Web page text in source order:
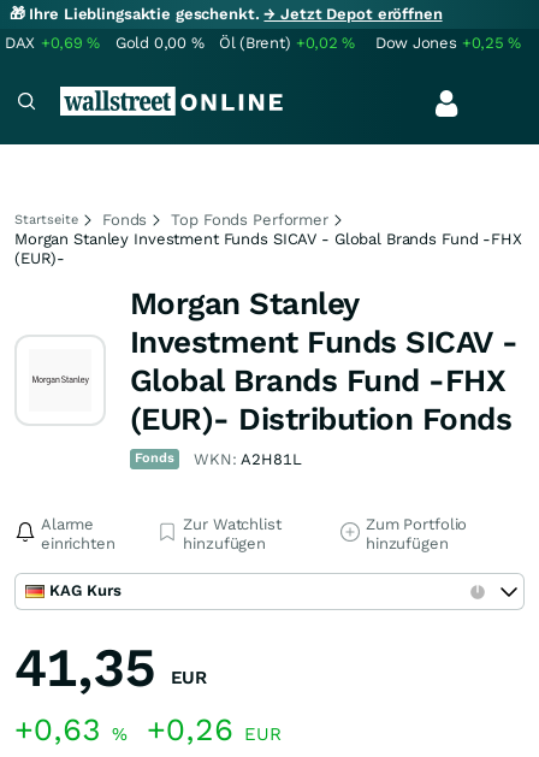
🎁 Ihre Lieblingsaktie geschenkt.→ Jetzt Depot eröffnen
DAX +0,69% Gold 0,00 % Öl (Brent) +0,02% Dow Jones +0,25%
Startseite Fonds
Top Fonds Performer
Morgan Stanley Investment Funds SICAV - Global Brands Fund -FHX
(EUR)-
Morgan Stanley
Investment Funds SICAV -
Global Brands Fund -FHX
(EUR)- Distribution Fonds
Fonds WKN:A2H81L
Alarme
einrichten
Zur Watchlist
hinzufügen
Zum Portfolio
hinzufügen
KAG Kurs
41,35 EUR
+0,63 % +0,26 EUR